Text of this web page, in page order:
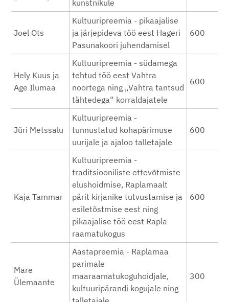
kunstnikule
Joel Ots
Kultuuripreemia - pikaajalise
ja järjepideva töö eest Hageri
Pasunakoori juhendamisel
600
Hely Kuus ja
Age Ilumaa
Kultuuripreemia - südamega
tehtud töö eest Vahtra
noortega ning „Vahtra tantsud
tähtedega“ korraldajatele
600
Jüri Metssalu
Kultuuripreemia -
tunnustatud kohapärimuse
uurijale ja ajaloo talletajale
600
Kaja Tammar
Kultuuripreemia -
traditsiooniliste ettevõtmiste
elushoidmise, Raplamaalt
pärit kirjanike tutvustamise ja
esiletõstmise eest ning
pikaajalise töö eest Rapla
raamatukogus
600
Mare
Ülemaante
Aastapreemia - Raplamaa
parimale
maaraamatukoguhoidjale,
kultuuripärandi kogujale ning
300